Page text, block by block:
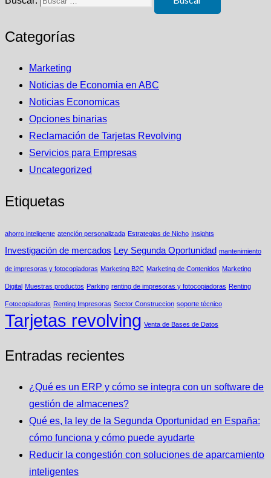
Categorías
Marketing
Noticias de Economia en ABC
Noticias Economicas
Opciones binarias
Reclamación de Tarjetas Revolving
Servicios para Empresas
Uncategorized
Etiquetas
ahorro inteligente atención personalizada Estrategias de Nicho Insights
Investigación de mercados Ley Segunda Oportunidad mantenimiento
de impresoras y fotocopiadoras Marketing B2C Marketing de Contenidos Marketing
Digital Muestras productos Parking renting de impresoras y fotocopiadoras Renting
Fotocopiadoras Renting Impresoras Sector Construccion soporte técnico
Tarjetas revolving Venta de Bases de Datos
Entradas recientes
¿Qué es un ERP y cómo se integra con un software de
gestión de almacenes?
Qué es, la ley de la Segunda Oportunidad en España:
cómo funciona y cómo puede ayudarte
Reducir la congestión con soluciones de aparcamiento
inteligentes